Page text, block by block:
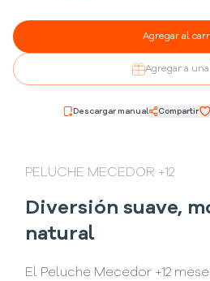
Agregar al
Agregar a
Descargar manual Compartir
PELUCHE MECEDOR +12
Diversión suave,
natural
El Peluche Mecedor +12